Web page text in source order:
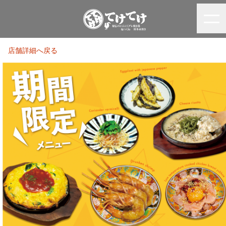
店舗詳細へ戻る